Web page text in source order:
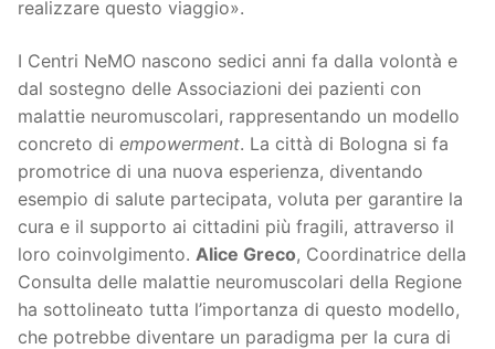
realizzare questo viaggio».
I Centri NeMO nascono sedici anni fa dalla volontà e
dal sostegno delle Associazioni dei pazienti con
malattie neuromuscolari, rappresentando un modello
concreto di empowerment. La città di Bologna si fa
promotrice di una nuova esperienza, diventando
esempio di salute partecipata, voluta per garantire la
cura e il supporto ai cittadini più fragili, attraverso il
loro coinvolgimento. Alice Greco, Coordinatrice della
Consulta delle malattie neuromuscolari della Regione
ha sottolineato tutta l’importanza di questo modello,
che potrebbe diventare un paradigma per la cura di